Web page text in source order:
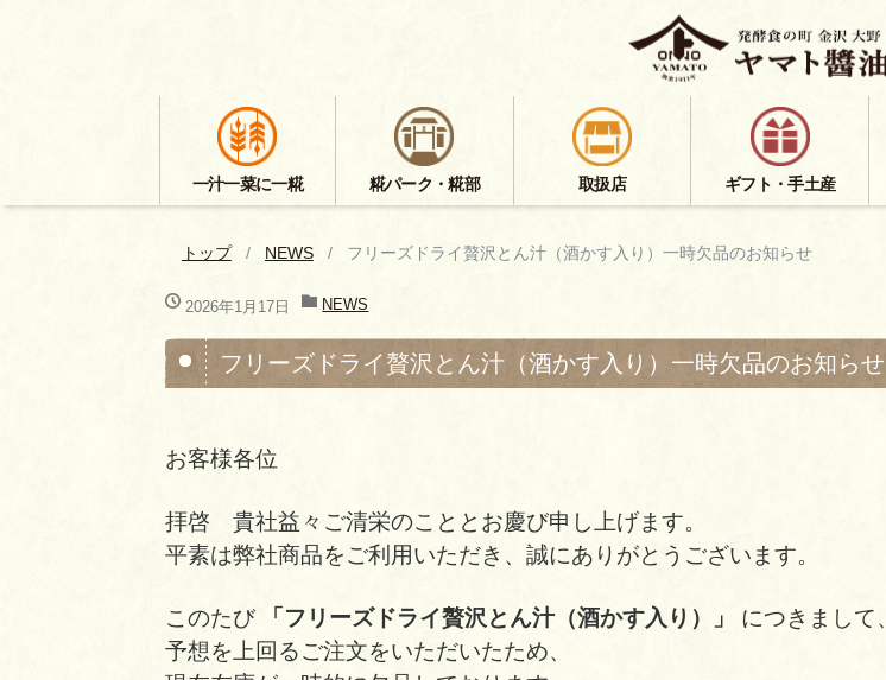
一汁一菜に一糀 糀パーク・糀部 取扱店 ギフト・手土産
トップ NEWS フリーズドライ贅沢とん汁（酒かす入り）一時欠品のお知らせ
2026年1月17日 NEWS
フリーズドライ贅沢とん汁（酒かす入り）一時欠品のお知らせ
お客様各位
拝啓 貴社益々ご清栄のこととお慶び申し上げます。
平素は弊社商品をご利用いただき、誠にありがとうございます。
このたび 「フリーズドライ贅沢とん汁（酒かす入り）」
につきまして、
予想を上回るご注文をいただいたため、